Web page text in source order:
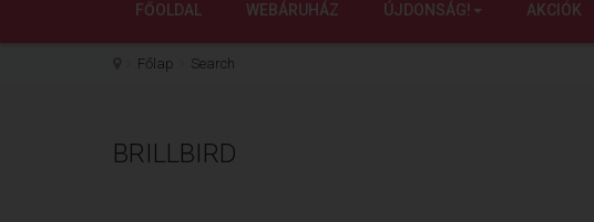
FŐOLDAL WEBÁRUHÁZ ÚJDONSÁG! AKCIÓK
Főlap Search
BRILLBIRD